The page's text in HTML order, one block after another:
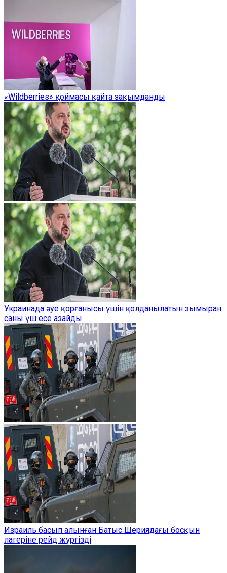
«Wildberries» қоймасы қайта зақымданды
Украинада әуе қорғанысы үшін қолданылатын зымыран
саны үш есе азайды
Израиль басып алынған Батыс Шериядағы босқын
лагеріне рейд жүргізді